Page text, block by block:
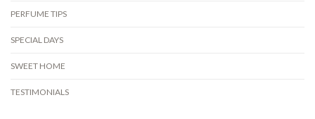
PERFUME TIPS
SPECIAL DAYS
SWEET HOME
TESTIMONIALS